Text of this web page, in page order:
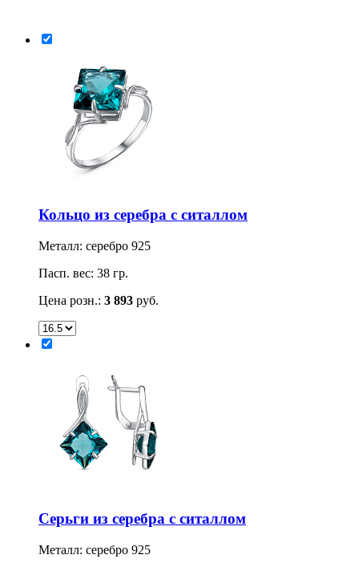
Кольцо из серебра с ситаллом
Металл: серебро 925
Пасп. вес: 38 гр.
Цена розн.: 3 893 руб.
Серьги из серебра с ситаллом
Металл: серебро 925